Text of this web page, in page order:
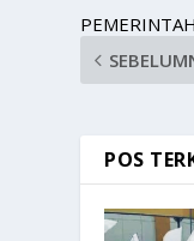
POS